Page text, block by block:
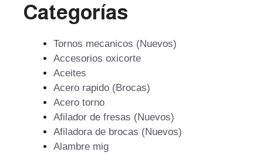
Categorías
Tornos mecanicos (Nuevos)
Accesorios oxicorte
Aceites
Acero rapido (Brocas)
Acero torno
Afilador de fresas (Nuevos)
Afiladora de brocas (Nuevos)
Alambre mig